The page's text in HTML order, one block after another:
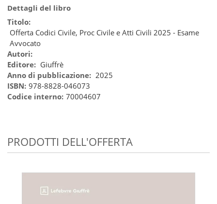
Dettagli del libro
Titolo:
Offerta Codici Civile, Proc Civile e Atti Civili 2025 - Esame
Avvocato
Autori:
Editore: Giuffrè
Anno di pubblicazione: 2025
ISBN: 978-8828-046073
Codice interno: 70004607
PRODOTTI DELL'OFFERTA